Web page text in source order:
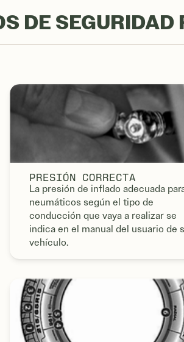
DE
PRESIÓN CORRECTA
La presión de inflado adecuada
neumáticos según el tipo de
conducción que vaya a realizar se
indica en el manual del usuario de
vehículo.